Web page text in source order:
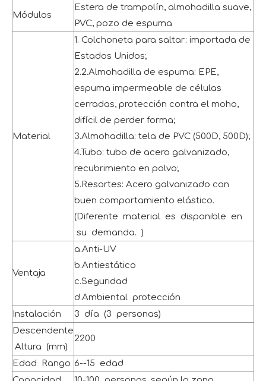
Módulos
Estera de trampolín, almohadilla suave,
PVC, pozo de espuma
Material
1. Colchoneta para saltar: importada de
Estados Unidos;
2.2.Almohadilla de espuma: EPE,
espuma impermeable de células
cerradas, protección contra el moho,
difícil de perder forma;
3.Almohadilla: tela de PVC (500D, 500D);
4.Tubo: tubo de acero galvanizado,
recubrimiento en polvo;
5.Resortes: Acero galvanizado con
buen comportamiento elástico.
(Diferente material es disponible en
su demanda. )
Ventaja
a.Anti-UV
b.Antiestático
c.Seguridad
d.Ambiental protección
Instalación
3 día (3 personas)
Descendente
Altura (mm)
2200
Edad Rango 6--15 edad